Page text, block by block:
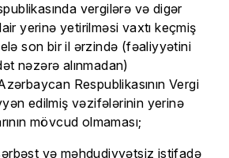
vergilərə və digər
yerinə yetirilməsi vaxtı keçmiş
son bir il ərzində (fəaliyyətini
nəzərə alınmadan)
Respublikasının Vergi
edilmiş vəzifələrinin yerinə
mövcud olmaması;
və məhdudiyyətsiz istifadə